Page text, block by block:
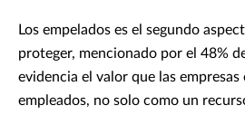
Los empelados es el segundo
proteger, mencionado por el 48%
evidencia el valor que las empresas
empleados, no solo como un